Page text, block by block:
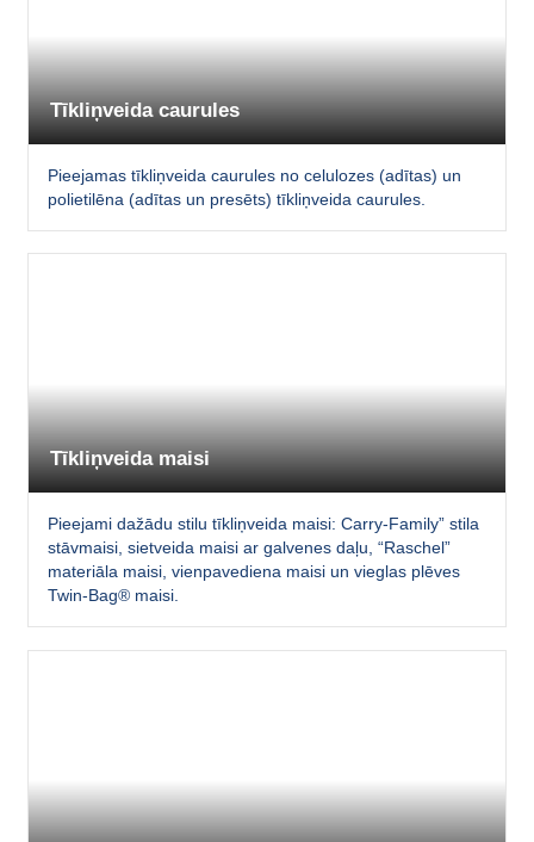
Tīkliņveida caurules
Pieejamas tīkliņveida caurules no celulozes (adītas) un
polietilēna (adītas un presēts) tīkliņveida caurules.
Tīkliņveida maisi
Pieejami dažādu stilu tīkliņveida maisi: Carry-Family” stila
stāvmaisi, sietveida maisi ar galvenes daļu, “Raschel”
materiāla maisi, vienpavediena maisi un vieglas plēves
Twin-Bag® maisi.